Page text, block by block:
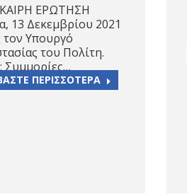
ΕΡΩΤΗΣΗ
13 Δεκεμβρίου 2021
Υπουργό
του Πολίτη.
Συμμορίες…
ΠΕΡΙΣΣΟΤΕΡΑ